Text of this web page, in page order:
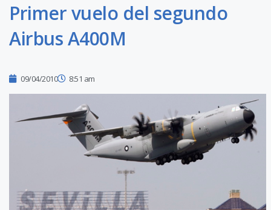
Primer vuelo del segundo
Airbus A400M
09/04/2010 8:51 am